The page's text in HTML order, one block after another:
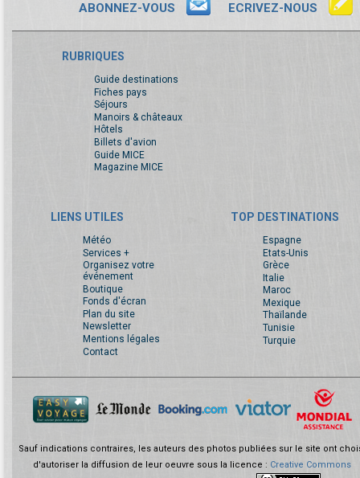
ABONNEZ-VOUS ECRIVEZ-NOUS
RUBRIQUES
Guide destinations
Fiches pays
Séjours
Manoirs & châteaux
Hôtels
Billets d'avion
Guide MICE
Magazine MICE
LIENS UTILES
Météo
Services +
Organisez votre
événement
Boutique
Fonds d'écran
Plan du site
Newsletter
Mentions légales
Contact
TOP DESTINATIONS
Espagne
Etats-Unis
Grèce
Italie
Maroc
Mexique
Thaïlande
Tunisie
Turquie
Sauf indications contraires, les auteurs des photos publiées sur le site ont
d'autoriser la diffusion de leur oeuvre sous la licence : Creative Commons